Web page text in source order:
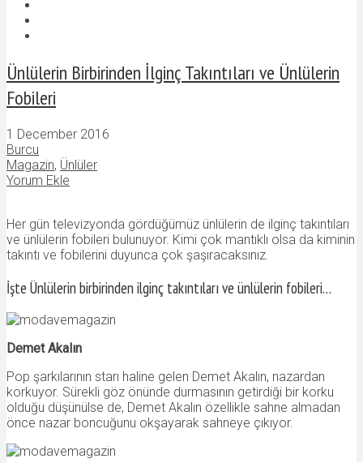
Ünlülerin Birbirinden İlginç Takıntıları ve Ünlülerin
Fobileri
1 December 2016
Burcu
Magazin, Ünlüler
Yorum Ekle
Her gün televizyonda gördüğümüz ünlülerin de ilginç takıntıları
ve ünlülerin fobileri bulunuyor. Kimi çok mantıklı olsa da kiminin
takıntı ve fobilerini duyunca çok şaşıracaksınız.
İşte Ünlülerin birbirinden ilginç takıntıları ve ünlülerin fobileri…
Demet Akalın
Pop şarkılarının starı haline gelen Demet Akalın, nazardan
korkuyor. Sürekli göz önünde durmasının getirdiği bir korku
olduğu düşünülse de, Demet Akalın özellikle sahne almadan
önce nazar boncuğunu okşayarak sahneye çıkıyor.